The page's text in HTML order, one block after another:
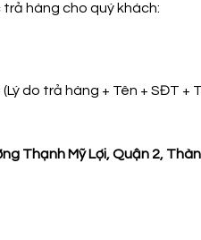
hàng cho quý khách:
do trả hàng + Tên +
Thạnh Mỹ Lợi, Quận 2,